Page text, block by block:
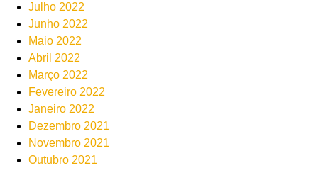
Julho 2022
Junho 2022
Maio 2022
Abril 2022
Março 2022
Fevereiro 2022
Janeiro 2022
Dezembro 2021
Novembro 2021
Outubro 2021